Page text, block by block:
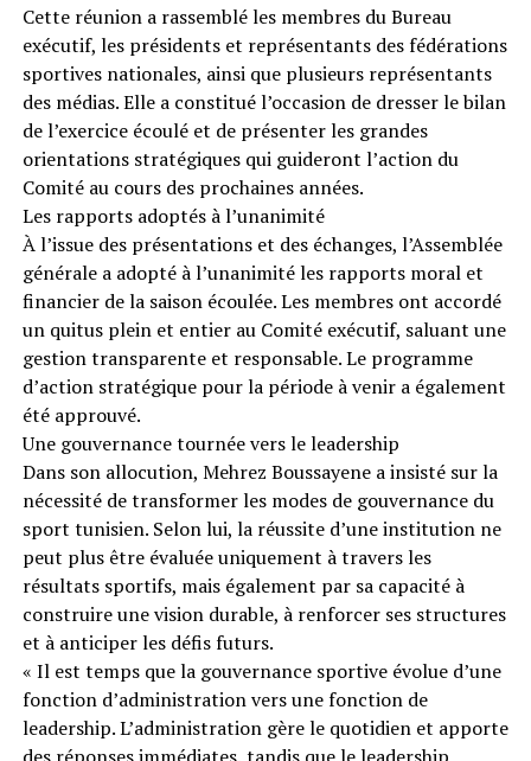
Cette réunion a rassemblé les membres du Bureau
exécutif, les présidents et représentants des fédérations
sportives nationales, ainsi que plusieurs représentants
des médias. Elle a constitué l’occasion de dresser le bilan
de l’exercice écoulé et de présenter les grandes
orientations stratégiques qui guideront l’action du
Comité au cours des prochaines années.
Les rapports adoptés à l’unanimité
À l’issue des présentations et des échanges, l’Assemblée
générale a adopté à l’unanimité les rapports moral et
financier de la saison écoulée. Les membres ont accordé
un quitus plein et entier au Comité exécutif, saluant une
gestion transparente et responsable. Le programme
d’action stratégique pour la période à venir a également
été approuvé.
Une gouvernance tournée vers le leadership
Dans son allocution, Mehrez Boussayene a insisté sur la
nécessité de transformer les modes de gouvernance du
sport tunisien. Selon lui, la réussite d’une institution ne
peut plus être évaluée uniquement à travers les
résultats sportifs, mais également par sa capacité à
construire une vision durable, à renforcer ses structures
et à anticiper les défis futurs.
« Il est temps que la gouvernance sportive évolue d’une
fonction d’administration vers une fonction de
leadership. L’administration gère le quotidien et apporte